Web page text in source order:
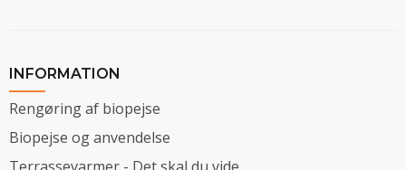
INFORMATION
Rengøring af biopejse
Biopejse og anvendelse
Terrassevarmer - Det skal du vide